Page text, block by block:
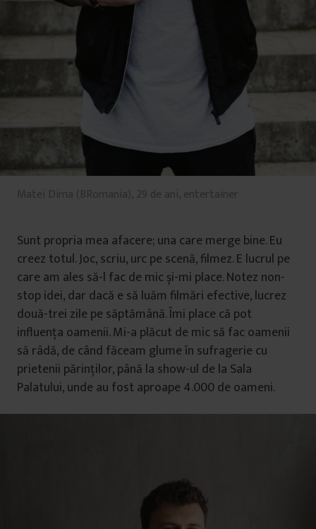
Matei Dima (BRomania), 29 de ani, entertainer
Sunt propria mea afacere; una care merge bine. Eu
creez totul. Joc, scriu, urc pe scenă, filmez. E lucrul pe
care am ales să-l fac de mic și-mi place. Notez non-
stop idei, dar dacă e să luăm filmări efective, lucrez
două-trei zile pe săptămână. Îmi place că pot
influența oamenii. Mi-a plăcut de mic să fac oamenii
să râdă, de când făceam glume în sufragerie cu
prietenii părinților, până la show-ul de la Sala
Palatului, unde au fost aproape 4.000 de oameni.